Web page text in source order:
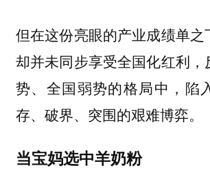
但在这份亮眼的产业成绩单之
却并未同步享受全国化红利，
势、全国弱势的格局中，陷
存、破界、突围的艰难博弈。
当宝妈选中羊奶粉